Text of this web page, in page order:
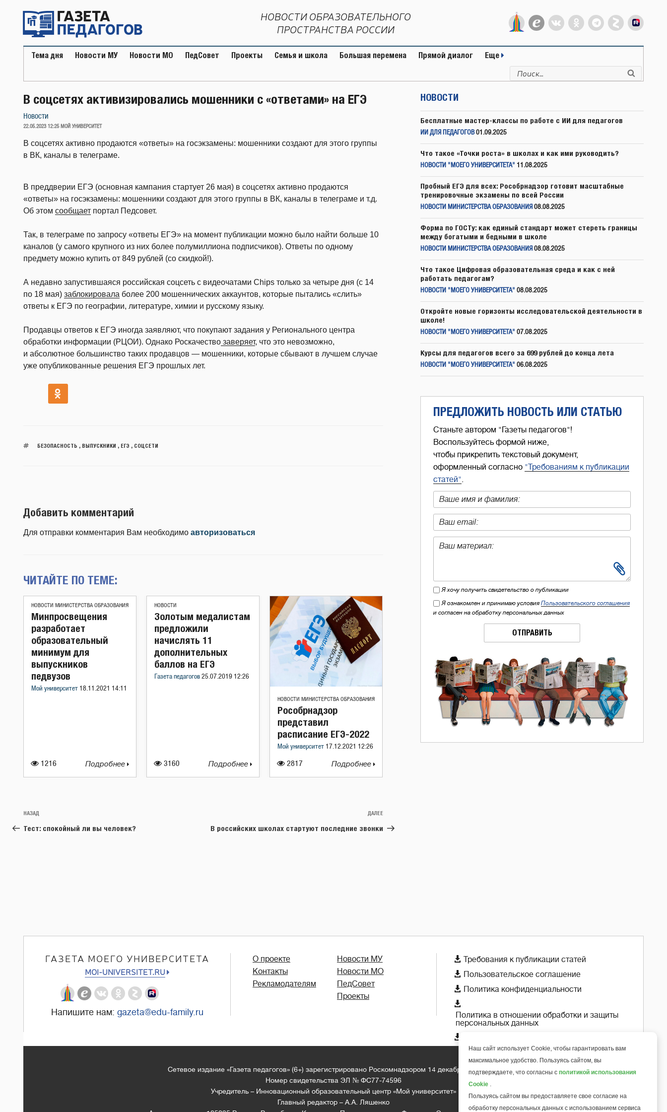
содержимому
НОВОСТИ ОБРАЗОВАТЕЛЬНОГО
ПРОСТРАНСТВА РОССИИ
Тема дня Новости МУ Новости МО ПедСовет Проекты Семья и школа Большая перемена Прямой диалог Еще
Искать:
В соцсетях активизировались мошенники с «ответами» на ЕГЭ
Новости
ОПУБЛИКОВАНО
22.05.2023 12:25 МОЙ УНИВЕРСИТЕТ
В соцсетях активно продаются «ответы» на госэкзамены: мошенники создают для этого группы
в ВК, каналы в телеграме.
В преддверии ЕГЭ (основная кампания стартует 26 мая) в соцсетях активно продаются
«ответы» на госэкзамены: мошенники создают для этого группы в ВК, каналы в телеграме и т.д.
Об этом сообщает портал Педсовет.
Так, в телеграме по запросу «ответы ЕГЭ» на момент публикации можно было найти больше 10
каналов (у самого крупного из них более полумиллиона подписчиков). Ответы по одному
предмету можно купить от 849 рублей (со скидкой!).
А недавно запустившаяся российская соцсеть с видеочатами Chips только за четыре дня (с 14
по 18 мая) заблокировала более 200 мошеннических аккаунтов, которые пытались «слить»
ответы к ЕГЭ по географии, литературе, химии и русскому языку.
Продавцы ответов к ЕГЭ иногда заявляют, что покупают задания у Регионального центра
обработки информации (РЦОИ). Однако Роскачество заверяет, что это невозможно,
и абсолютное большинство таких продавцов — мошенники, которые сбывают в лучшем случае
уже опубликованные решения ЕГЭ прошлых лет.
БЕЗОПАСНОСТЬ ВЫПУСКНИКИ ЕГЭ СОЦСЕТИ
Добавить комментарий
Для отправки комментария Вам необходимо авторизоваться
ЧИТАЙТЕ ПО ТЕМЕ:
НОВОСТИ МИНИСТЕРСТВА ОБРАЗОВАНИЯ
1216
Минпросвещения
разработает
образовательный
минимум для
выпускников
педвузов
Мой университет 18.11.2021 14:11
Подробнее
НОВОСТИ
3160
Золотым медалистам
предложили
начислять 11
дополнительных
баллов на ЕГЭ
Газета педагогов 25.07.2019 12:26
Подробнее
НОВОСТИ МИНИСТЕРСТВА ОБРАЗОВАНИЯ
2817
Рособрнадзор
представил
расписание ЕГЭ-2022
Мой университет 17.12.2021 12:26
Подробнее
Навигация
по
Предыдущая
запись:
НАЗАД
Тест: спокойный ли вы человек?
Следующая
запись
ДАЛЕЕ
В российских школах стартуют последние звонки
НОВОСТИ
Бесплатные мастер-классы по работе с ИИ для педагогов
ИИ ДЛЯ ПЕДАГОГОВ 01.09.2025
Что такое «Точки роста» в школах и как ими руководить?
НОВОСТИ "МОЕГО УНИВЕРСИТЕТА" 11.08.2025
Пробный ЕГЭ для всех: Рособрнадзор готовит масштабные
тренировочные экзамены по всей России
НОВОСТИ МИНИСТЕРСТВА ОБРАЗОВАНИЯ 08.08.2025
Форма по ГОСТу: как единый стандарт может стереть границы
между богатыми и бедными в школе
НОВОСТИ МИНИСТЕРСТВА ОБРАЗОВАНИЯ 08.08.2025
Что такое Цифровая образовательная среда и как с ней
работать педагогам?
НОВОСТИ "МОЕГО УНИВЕРСИТЕТА" 08.08.2025
Откройте новые горизонты исследовательской деятельности в
школе!
НОВОСТИ "МОЕГО УНИВЕРСИТЕТА" 07.08.2025
Курсы для педагогов всего за 699 рублей до конца лета
НОВОСТИ "МОЕГО УНИВЕРСИТЕТА" 06.08.2025
ПРЕДЛОЖИТЬ НОВОСТЬ ИЛИ СТАТЬЮ
Станьте автором "Газеты педагогов"!
Воспользуйтесь формой ниже,
чтобы прикрепить текстовый документ,
оформленный согласно "Требованиям к публикации
статей".
Я хочу получить свидетельство о публикации
Я ознакомлен и принимаю условия Пользовательского соглашения
и согласен на обработку персональных данных
ОТПРАВИТЬ
ГАЗЕТА МОЕГО УНИВЕРСИТЕТА
MOI-UNIVERSITET.RU
Напишите нам: gazeta@edu-family.ru
О проекте
Контакты
Рекламодателям
Новости МУ
Новости МО
ПедСовет
Проекты
 Требования к публикации статей
 Пользовательское соглашение
 Политика конфиденциальности

Политика в отношении обработки и защиты
персональных данных

Сетевое издание «Газета педагогов» (6+) зарегистрировано Роскомнадзором 14 декабря 2018 года
Номер свидетельства ЭЛ № ФС77-74596
Учредитель – Инновационный образовательный центр «Мой университет»
Главный редактор – А.А. Ляшенко
6+
Наш сайт использует Cookie, чтобы гарантировать вам
максимальное удобство. Пользуясь сайтом, вы
подтверждаете, что согласны с политикой использования
Cookie .
Пользуясь сайтом вы предоставляете свое согласие на
обработку персональных данных с использованием сервиса